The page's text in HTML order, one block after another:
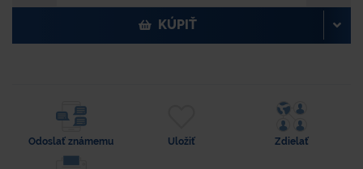
KÚPIŤ
Odoslať známemu Uložiť Zdielať